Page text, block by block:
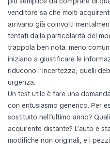
venditore sa che molti
arrivano già coinvolti
tentati dalla particolarità del
trappola ben nota: meno
iniziano a giustificare le
riducono l’incertezza; quelli
urgenza.
Un test utile è fare una
con entusiasmo generico. Per
sostituito nell’ultimo anno?
acquirente distante? L’auto è
modifiche non originali, e i